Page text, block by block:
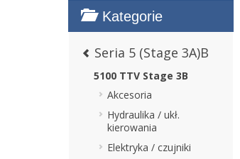
Kategorie
Seria 5 (Stage 3A)B
5100 TTV Stage 3B
Akcesoria
Hydraulika / ukł.
kierowania
Elektryka / czujniki